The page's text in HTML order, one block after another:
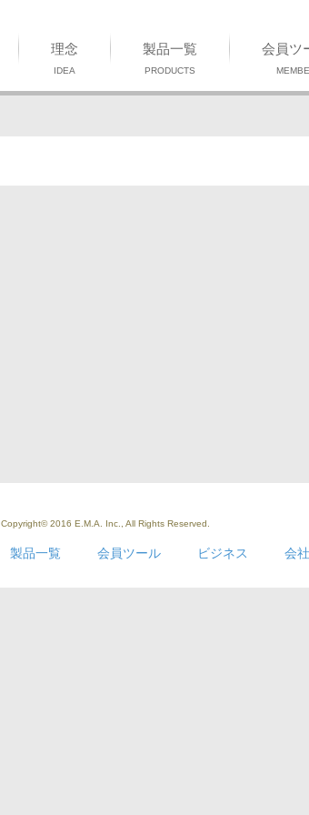
理念
IDEA
製品一覧
PRODUCTS
会員ツ
Copyright© 2016 E.M.A. Inc., All Rights Reserved.
製品一覧 会員ツール ビジネス 会